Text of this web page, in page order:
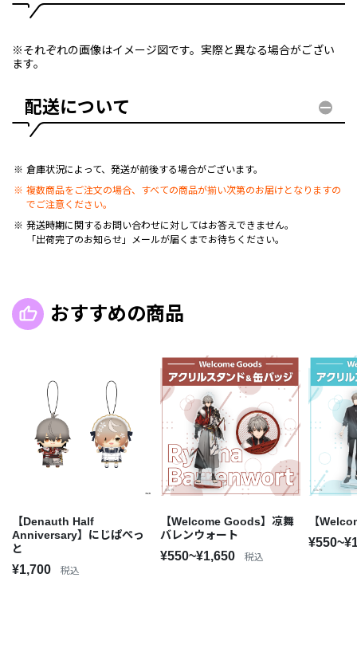
※それぞれの画像はイメージ図です。実際と異なる場合がござい
ます。
配送について
倉庫状況によって、発送が前後する場合がございます。
複数商品をご注文の場合、すべての商品が揃い次第のお届けとなりますの
でご注意ください。
発送時期に関するお問い合わせに対してはお答えできません。
「出荷完了のお知らせ」メールが届くまでお待ちください。
おすすめの商品
【Denauth Half
Anniversary】にじぱぺっ
と
¥1,700 税込
【Welcome Goods】凉舞
バレンウォート
¥550~¥1,650 税込
【